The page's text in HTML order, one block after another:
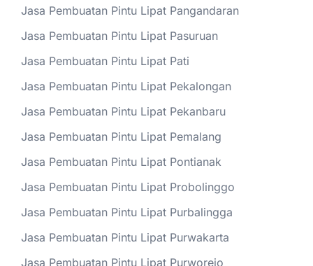
Jasa Pembuatan Pintu Lipat Pangandaran
Jasa Pembuatan Pintu Lipat Pasuruan
Jasa Pembuatan Pintu Lipat Pati
Jasa Pembuatan Pintu Lipat Pekalongan
Jasa Pembuatan Pintu Lipat Pekanbaru
Jasa Pembuatan Pintu Lipat Pemalang
Jasa Pembuatan Pintu Lipat Pontianak
Jasa Pembuatan Pintu Lipat Probolinggo
Jasa Pembuatan Pintu Lipat Purbalingga
Jasa Pembuatan Pintu Lipat Purwakarta
Jasa Pembuatan Pintu Lipat Purworejo